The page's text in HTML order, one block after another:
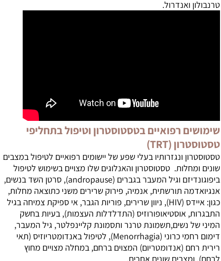
טרנבולון ואנדרול.
שימושים רפואיים בטסטוסטרון וטיפול בתחליפי
טסטוסטרון (TRT)
טסטוסטרון ונגזרותיו בעלי שפע של יישומים רפואיים לטיפול במצבים
שונים ומחלות. טסטוסטרון והאנלוגים שלו מצויים בשימוש לטיפול
ביפוגונדיזם וגיל המעבר בגברים (andropause), סרטן השד בנשים,
אנגיואדמה תורשתית, אנמיה, פירוק שרירים משני כתוצאה מחלות,
כגון: איידס (HIV), ניוון שרירים, פוריות הגבר, אי ספיקת צמיחה בגיל
התבגרות, אוסטיאופורוזיס (התדלדלות העצמות), בעיות בחשק
המיני של נשים,תשמונת טרנר ותסמונת קליינפלטר, גיל המעבר,
דימום רחמי כרוני (Menorrhagia), לטיפול באנדומטריוזיס (תאי
רירית רחם (אנדומטריום) המצוים ברחם, במחלה מצויים מחוץ
לרחם), ומצבים שונים אחרים.